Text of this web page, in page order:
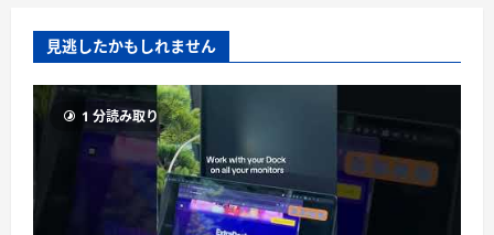
見逃したかもしれません
1 分読み取り